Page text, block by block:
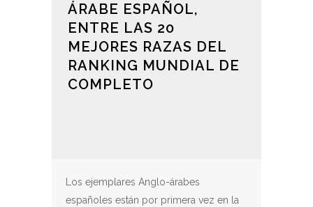
ÁRABE ESPAÑOL,
ENTRE LAS 20
MEJORES RAZAS DEL
RANKING MUNDIAL DE
COMPLETO
Los ejemplares Anglo-árabes
españoles están por primera vez en la